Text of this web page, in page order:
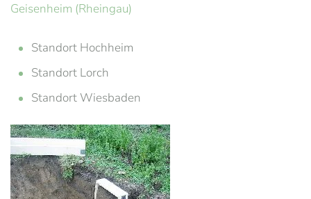
Geisenheim (Rheingau)
Standort Hochheim
Standort Lorch
Standort Wiesbaden